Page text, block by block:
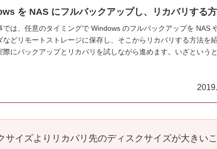
を NAS にフルバックアップし、リカバリする
では、任意のタイミングで Windows のフルバックアップを NAS
などリモートストレージに保存し、そこからリカバリする方法を
際にバックアップとリカバリを試しながら進めます。いざという
サイズよりリカバリ先のディスクサイズが大きい